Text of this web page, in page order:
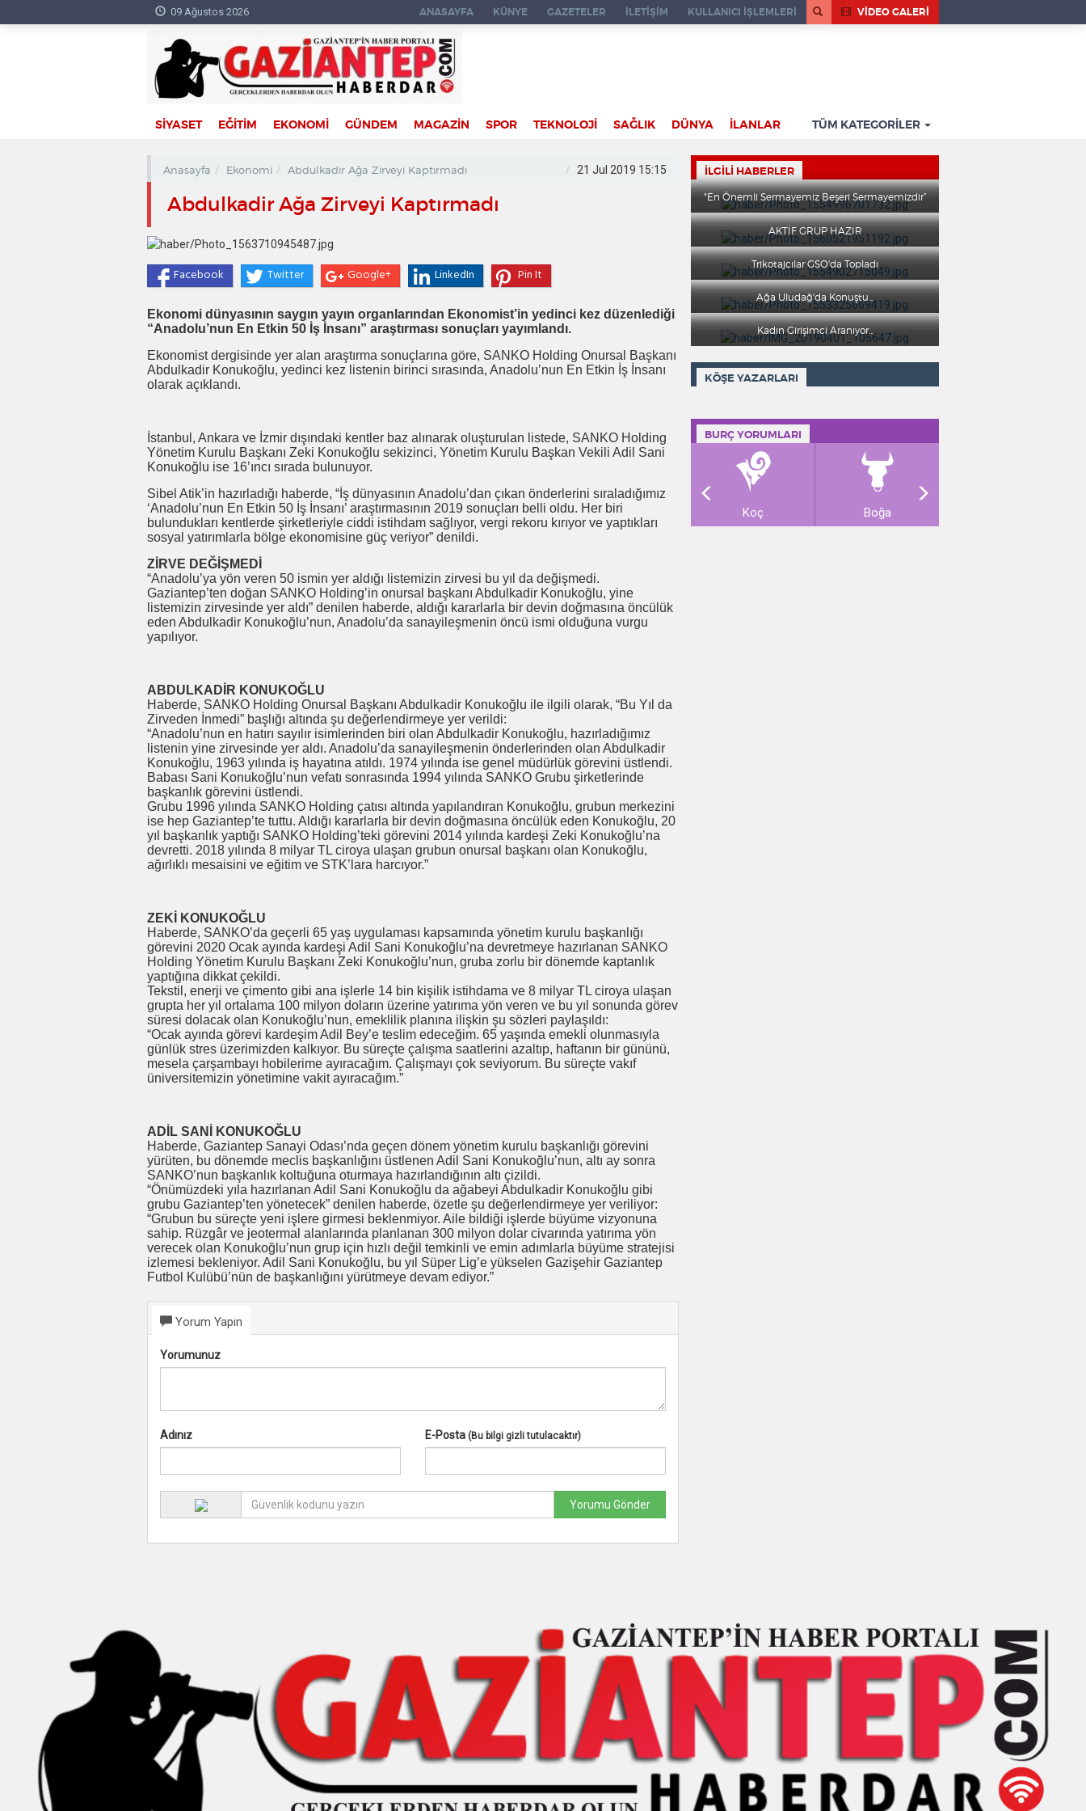
09 Ağustos 2026 VİDEO GALERİ
ANASAYFA KÜNYE GAZETELER İLETİŞİM KULLANICI İŞLEMLERİ
SİYASET EĞİTİM EKONOMİ GÜNDEM MAGAZİN SPOR TEKNOLOJİ SAĞLIK DÜNYA İLANLAR TÜM KATEGORİLER
Anasayfa Ekonomi Abdulkadir Ağa Zirveyi Kaptırmadı 21 Jul 2019 15:15
Abdulkadir Ağa Zirveyi Kaptırmadı
Facebook Twitter Google+ LinkedIn Pin It
Ekonomi dünyasının saygın yayın organlarından Ekonomist’in yedinci kez düzenlediği
“Anadolu’nun En Etkin 50 İş İnsanı” araştırması sonuçları yayımlandı.
Ekonomist dergisinde yer alan araştırma sonuçlarına göre, SANKO Holding Onursal Başkanı
Abdulkadir Konukoğlu, yedinci kez listenin birinci sırasında, Anadolu’nun En Etkin İş İnsanı
olarak açıklandı.
İstanbul, Ankara ve İzmir dışındaki kentler baz alınarak oluşturulan listede, SANKO Holding
Yönetim Kurulu Başkanı Zeki Konukoğlu sekizinci, Yönetim Kurulu Başkan Vekili Adil Sani
Konukoğlu ise 16’ıncı sırada bulunuyor.
Sibel Atik’in hazırladığı haberde, “İş dünyasının Anadolu’dan çıkan önderlerini sıraladığımız
‘Anadolu’nun En Etkin 50 İş İnsanı’ araştırmasının 2019 sonuçları belli oldu. Her biri
bulundukları kentlerde şirketleriyle ciddi istihdam sağlıyor, vergi rekoru kırıyor ve yaptıkları
sosyal yatırımlarla bölge ekonomisine güç veriyor” denildi.
ZİRVE DEĞİŞMEDİ
“Anadolu’ya yön veren 50 ismin yer aldığı listemizin zirvesi bu yıl da değişmedi.
Gaziantep’ten doğan SANKO Holding’in onursal başkanı Abdulkadir Konukoğlu, yine
listemizin zirvesinde yer aldı” denilen haberde, aldığı kararlarla bir devin doğmasına öncülük
eden Abdulkadir Konukoğlu’nun, Anadolu’da sanayileşmenin öncü ismi olduğuna vurgu
yapılıyor.
ABDULKADİR KONUKOĞLU
Haberde, SANKO Holding Onursal Başkanı Abdulkadir Konukoğlu ile ilgili olarak, “Bu Yıl da
Zirveden İnmedi” başlığı altında şu değerlendirmeye yer verildi:
“Anadolu’nun en hatırı sayılır isimlerinden biri olan Abdulkadir Konukoğlu, hazırladığımız
listenin yine zirvesinde yer aldı. Anadolu’da sanayileşmenin önderlerinden olan Abdulkadir
Konukoğlu, 1963 yılında iş hayatına atıldı. 1974 yılında ise genel müdürlük görevini üstlendi.
Babası Sani Konukoğlu’nun vefatı sonrasında 1994 yılında SANKO Grubu şirketlerinde
başkanlık görevini üstlendi.
Grubu 1996 yılında SANKO Holding çatısı altında yapılandıran Konukoğlu, grubun merkezini
ise hep Gaziantep’te tuttu. Aldığı kararlarla bir devin doğmasına öncülük eden Konukoğlu, 20
yıl başkanlık yaptığı SANKO Holding’teki görevini 2014 yılında kardeşi Zeki Konukoğlu’na
devretti. 2018 yılında 8 milyar TL ciroya ulaşan grubun onursal başkanı olan Konukoğlu,
ağırlıklı mesaisini ve eğitim ve STK’lara harcıyor.”
ZEKİ KONUKOĞLU
Haberde, SANKO’da geçerli 65 yaş uygulaması kapsamında yönetim kurulu başkanlığı
görevini 2020 Ocak ayında kardeşi Adil Sani Konukoğlu’na devretmeye hazırlanan SANKO
Holding Yönetim Kurulu Başkanı Zeki Konukoğlu’nun, gruba zorlu bir dönemde kaptanlık
yaptığına dikkat çekildi.
Tekstil, enerji ve çimento gibi ana işlerle 14 bin kişilik istihdama ve 8 milyar TL ciroya ulaşan
grupta her yıl ortalama 100 milyon doların üzerine yatırıma yön veren ve bu yıl sonunda görev
süresi dolacak olan Konukoğlu’nun, emeklilik planına ilişkin şu sözleri paylaşıldı:
“Ocak ayında görevi kardeşim Adil Bey’e teslim edeceğim. 65 yaşında emekli olunmasıyla
günlük stres üzerimizden kalkıyor. Bu süreçte çalışma saatlerini azaltıp, haftanın bir gününü,
mesela çarşambayı hobilerime ayıracağım. Çalışmayı çok seviyorum. Bu süreçte vakıf
üniversitemizin yönetimine vakit ayıracağım.”
ADİL SANİ KONUKOĞLU
Haberde, Gaziantep Sanayi Odası’nda geçen dönem yönetim kurulu başkanlığı görevini
yürüten, bu dönemde meclis başkanlığını üstlenen Adil Sani Konukoğlu’nun, altı ay sonra
SANKO’nun başkanlık koltuğuna oturmaya hazırlandığının altı çizildi.
“Önümüzdeki yıla hazırlanan Adil Sani Konukoğlu da ağabeyi Abdulkadir Konukoğlu gibi
grubu Gaziantep’ten yönetecek” denilen haberde, özetle şu değerlendirmeye yer veriliyor:
“Grubun bu süreçte yeni işlere girmesi beklenmiyor. Aile bildiği işlerde büyüme vizyonuna
sahip. Rüzgâr ve jeotermal alanlarında planlanan 300 milyon dolar civarında yatırıma yön
verecek olan Konukoğlu’nun grup için hızlı değil temkinli ve emin adımlarla büyüme stratejisi
izlemesi bekleniyor. Adil Sani Konukoğlu, bu yıl Süper Lig’e yükselen Gazişehir Gaziantep
Futbol Kulübü’nün de başkanlığını yürütmeye devam ediyor.”
Yorum Yapın
Yorumunuz
Adınız E-Posta (Bu bilgi gizli tutulacaktır)
İLGILI HABERLER
"En Önemli Sermayemiz Beşeri Sermayemizdir”
AKTİF GRUP HAZIR
Trikotajcılar GSO'da Topladı
Ağa Uludağ'da Konuştu...
Kadın Girişimci Aranıyor...
KÖŞE YAZARLARI
BURÇ YORUMLARI
Koç Boğa